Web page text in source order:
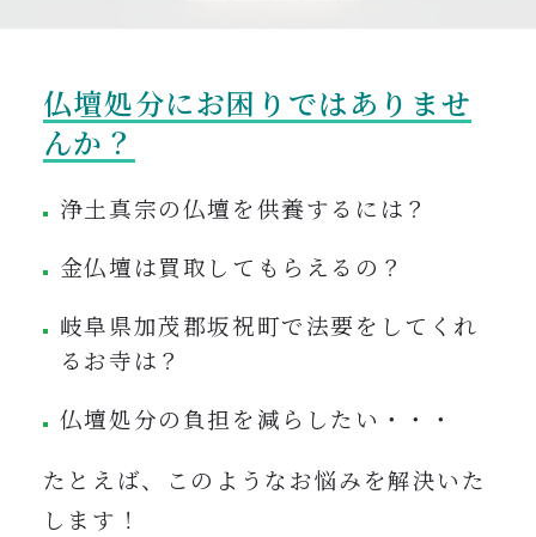
仏壇処分にお困りではありませ
んか？
浄土真宗の仏壇を供養するには？
金仏壇は買取してもらえるの？
岐阜県加茂郡坂祝町で法要をしてくれ
るお寺は？
仏壇処分の負担を減らしたい・・・
たとえば、このようなお悩みを解決いた
します！